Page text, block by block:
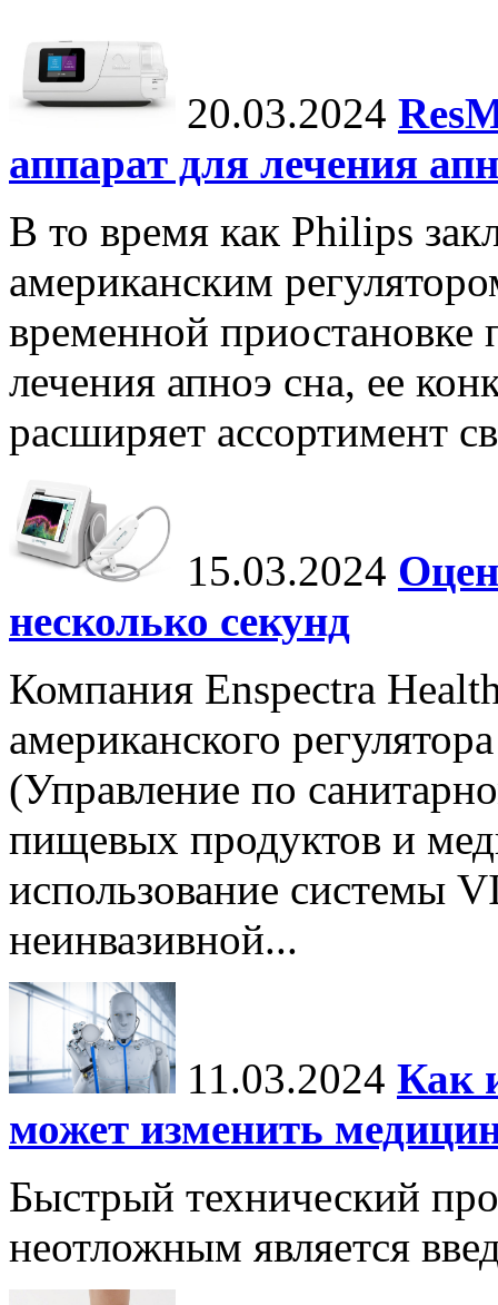
20.03.2024
аппарат для лечения
В то время как Philips
американским
временной приостановке
лечения апноэ сна, ее
расширяет ассортимент
15.03.2024
несколько секунд
Компания Enspectra
американского
(Управление по
пищевых продуктов и
использование системы
неинвазивной...
11.03.2024 Как
может изменить
Быстрый технический
неотложным является